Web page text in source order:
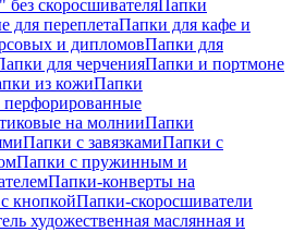
скоросшивателяПапки
для переплетаПапки для кафе и
и дипломовПапки для
для черченияПапки и портмоне
из кожиПапки
на молнииПапки
Папки с завязкамиПапки с
Папки с пружинным и
Папки-конверты на
кнопкойПапки-скоросшиватели
художественная маслянная и